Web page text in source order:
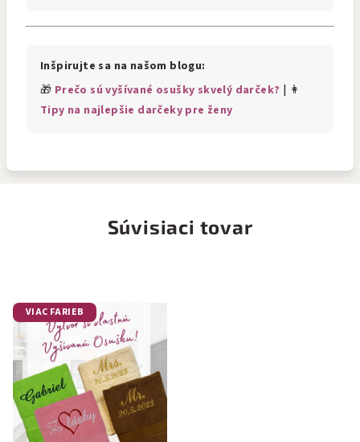
Inšpirujte sa na našom blogu:
🎁 Prečo sú vyšívané osušky skvelý darček? | 👩
Tipy na najlepšie darčeky pre ženy
Súvisiaci tovar
VIAC FARIEB